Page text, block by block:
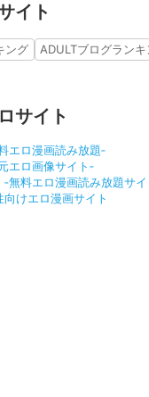
イト
ング ADULTブログランキ
サイト
エロ漫画読み放題‐
エロ画像サイト‐
‐無料エロ漫画読み放題サイ
けエロ漫画サイト